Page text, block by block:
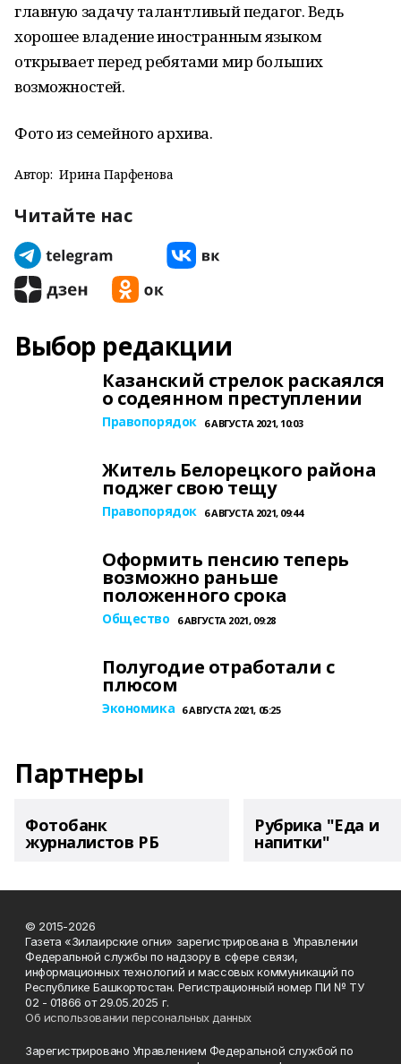
главную задачу талантливый педагог. Ведь
хорошее владение иностранным языком
открывает перед ребятами мир больших
возможностей.
Фото из семейного архива.
Автор: Ирина Парфенова
Читайте нас
Выбор редакции
Казанский стрелок раскаялся
о содеянном преступлении
Правопорядок 6 АВГУСТА 2021, 10:03
Житель Белорецкого района
поджег свою тещу
Правопорядок 6 АВГУСТА 2021, 09:44
Оформить пенсию теперь
возможно раньше
положенного срока
Общество 6 АВГУСТА 2021, 09:28
Полугодие отработали с
плюсом
Экономика 6 АВГУСТА 2021, 05:25
Партнеры
Фотобанк
журналистов РБ
Рубрика "Еда и
напитки"
© 2015-2026
Газета «Зилаирские огни» зарегистрирована в Управлении
Федеральной службы по надзору в сфере связи,
информационных технологий и массовых коммуникаций по
Республике Башкортостан. Регистрационный номер ПИ № ТУ
02 - 01866 от 29.05.2025 г.
Об использовании персональных данных
Зарегистрировано Управлением Федеральной службой по